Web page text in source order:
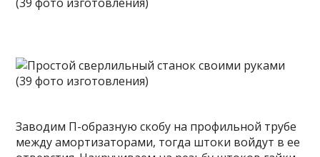
Заводим П-образную скобу на профильной трубе
между амортизаторами, тогда штоки войдут в ее